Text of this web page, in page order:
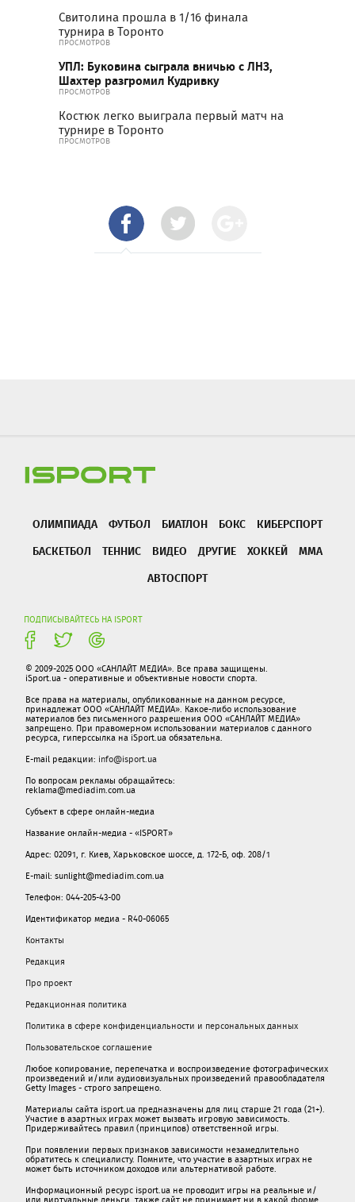
Свитолина прошла в 1/16 финала
турнира в Торонто
ПРОСМОТРОВ
УПЛ: Буковина сыграла вничью с ЛНЗ,
Шахтер разгромил Кудривку
ПРОСМОТРОВ
Костюк легко выиграла первый матч на
турнире в Торонто
ПРОСМОТРОВ
ОЛИМПИАДА ФУТБОЛ БИАТЛОН БОКС
КИБЕРСПОРТ
БАСКЕТБОЛ
ТЕННИС ВИДЕО ДРУГИЕ ХОККЕЙ
ММА
АВТОСПОРТ
ПОДПИСЫВАЙТЕСЬ НА ISPORT
© 2009-2025 ООО «САНЛАЙТ МЕДИА». Все права защищены.
iSport.ua - оперативные и объективные новости спорта.
Все права на материалы, опубликованные на данном ресурсе,
принадлежат ООО «САНЛАЙТ МЕДИА». Какое-либо использование
материалов без письменного разрешения ООО «САНЛАЙТ МЕДИА»
запрещено. При правомерном использовании материалов с данного
ресурса, гиперссылка на iSport.ua обязательна.
E-mail редакции: info@isport.ua
По вопросам рекламы обращайтесь:
reklama@mediadim.com.ua
Субъект в сфере онлайн-медиа
Название онлайн-медиа - «ISPORT»
Адрес: 02091, г. Киев, Харьковское шоссе, д. 172-Б, оф. 208/1
E-mail: sunlight@mediadim.com.ua
Телефон: 044-205-43-00
Идентификатор медиа - R40-06065
Контакты
Редакция
Про проект
Редакционная политика
Политика в сфере конфиденциальности и персональных данных
Пользовательское соглашение
Любое копирование, перепечатка и воспроизведение фотографических
произведений и/или аудиовизуальных произведений правообладателя
Getty Images - строго запрещено.
Материалы сайта isport.ua предназначены для лиц старше 21 года (21+).
Участие в азартных играх может вызвать игровую зависимость.
Придерживайтесь правил (принципов) ответственной игры.
При появлении первых признаков зависимости незамедлительно
обратитесь к специалисту. Помните, что участие в азартных играх не
может быть источником доходов или альтернативой работе.
Информационный ресурс isport.ua не проводит игры на реальные и/